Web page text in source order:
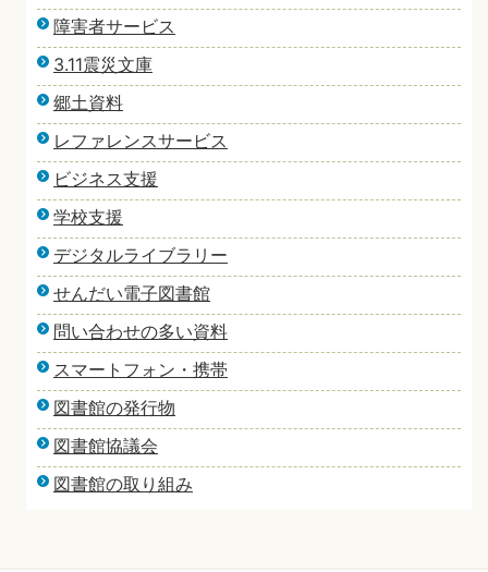
障害者サービス
3.11震災文庫
郷土資料
レファレンスサービス
ビジネス支援
学校支援
デジタルライブラリー
せんだい電子図書館
問い合わせの多い資料
スマートフォン・携帯
図書館の発行物
図書館協議会
図書館の取り組み